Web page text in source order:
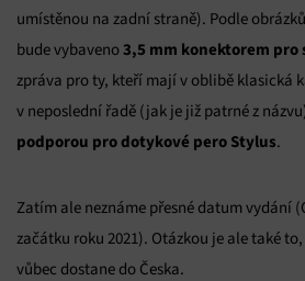
umístěnou na zadní straně). Podle
bude vybaveno3,5 mm konektorem pro
zpráva pro ty, kteří mají v oblibě klasická
v neposlední řadě (jak je již patrné z
podporou pro dotykové pero Stylus.
Zatím ale neznáme přesné datum vydání
začátku roku 2021). Otázkou je ale také
vůbec dostane do Česka.